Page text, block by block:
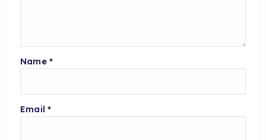
Name *
Email *